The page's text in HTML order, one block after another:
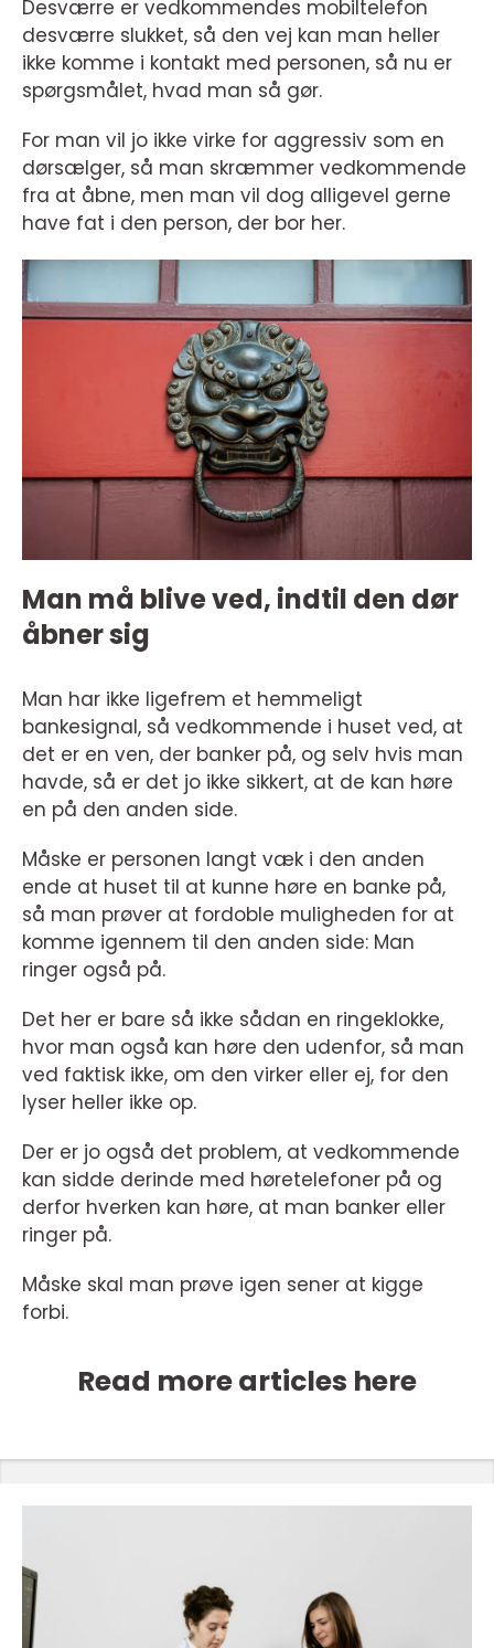
Desværre er vedkommendes mobiltelefon
desværre slukket, så den vej kan man heller
ikke komme i kontakt med personen, så nu er
spørgsmålet, hvad man så gør.
For man vil jo ikke virke for aggressiv som en
dørsælger, så man skræmmer vedkommende
fra at åbne, men man vil dog alligevel gerne
have fat i den person, der bor her.
Man må blive ved, indtil den dør
åbner sig
Man har ikke ligefrem et hemmeligt
bankesignal, så vedkommende i huset ved, at
det er en ven, der banker på, og selv hvis man
havde, så er det jo ikke sikkert, at de kan høre
en på den anden side.
Måske er personen langt væk i den anden
ende at huset til at kunne høre en banke på,
så man prøver at fordoble muligheden for at
komme igennem til den anden side: Man
ringer også på.
Det her er bare så ikke sådan en ringeklokke,
hvor man også kan høre den udenfor, så man
ved faktisk ikke, om den virker eller ej, for den
lyser heller ikke op.
Der er jo også det problem, at vedkommende
kan sidde derinde med høretelefoner på og
derfor hverken kan høre, at man banker eller
ringer på.
Måske skal man prøve igen sener at kigge
forbi.
Read more articles here